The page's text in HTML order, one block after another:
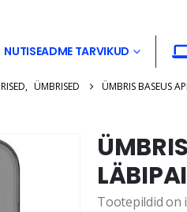
NUTISEADME TARVIKUD
, ÜMBRISED ÜMBRIS BASEUS
Tootepildid on